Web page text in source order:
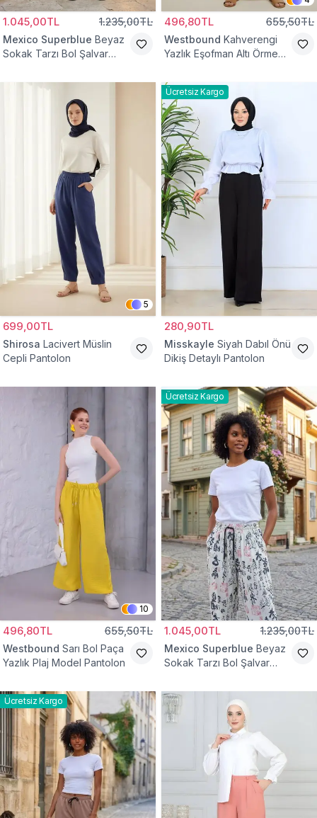
1.045,00TL 1.235,00TL
Mexico Superblue Beyaz
Sokak Tarzı Bol Şalvar
496,80TL 655,50TL
Westbound Kahverengi
Yazlık Eşofman Altı Örme
5
699,00TL
Shirosa Lacivert Müslin
Cepli Pantolon
Ücretsiz Kargo
280,90TL
Misskayle Siyah Dabıl Önü
Dikiş Detaylı Pantolon
10
496,80TL 655,50TL
Westbound Sarı Bol Paça
Yazlık Plaj Model Pantolon
Ücretsiz Kargo
1.045,00TL 1.235,00TL
Mexico Superblue Beyaz
Sokak Tarzı Bol Şalvar
Ücretsiz Kargo